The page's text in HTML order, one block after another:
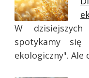
W
spotykamy
ekologiczny".